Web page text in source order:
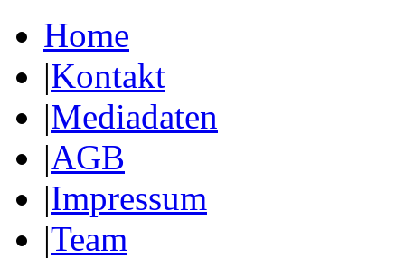
Home
|Kontakt
|Mediadaten
|AGB
|Impressum
|Team